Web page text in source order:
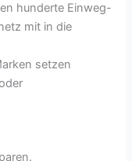
hunderte Einweg-
mit in die
setzen